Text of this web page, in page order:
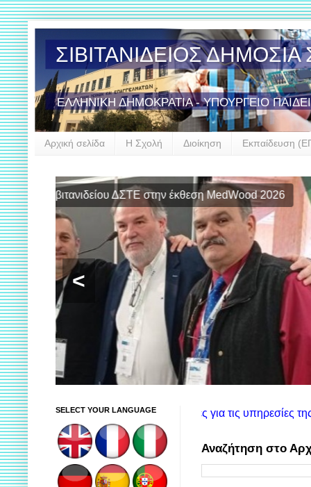
ΣΙΒΙΤΑΝΙΔΕΙΟΣ
ΕΛΛΗΝΙΚΗ ΔΗΜΟΚΡΑΤΙΑ - ΥΠΟΥΡΓΕΙΟ
Αρχική σελίδα Η Σχολή Διοίκηση Εκπαίδευση
Έναρξη
<
θα βρείτε πληροφορίες για τις υπηρεσίες της
Αναζήτηση στο
SELECT YOUR LANGUAGE